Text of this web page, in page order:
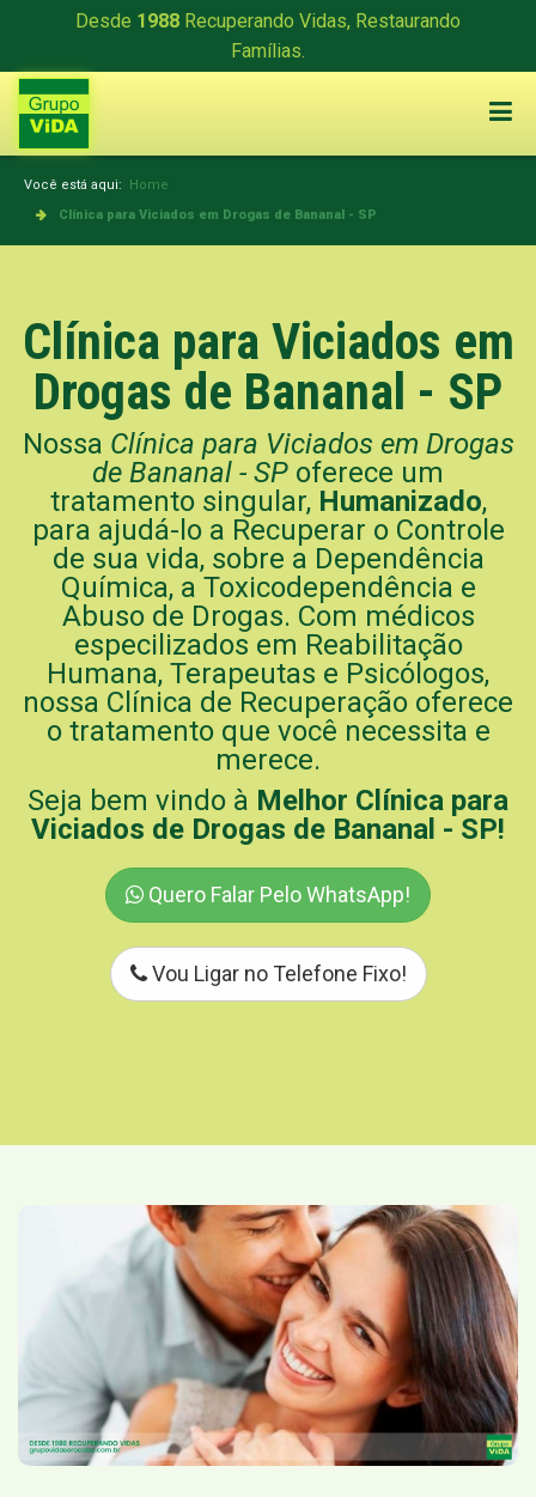
Desde 1988 Recuperando Vidas, Restaurando
Famílias.
Você está aqui: Home
Clínica para Viciados em Drogas de Bananal - SP
Clínica para Viciados em
Drogas de Bananal - SP
Nossa Clínica para Viciados em Drogas
de Bananal - SP oferece um
tratamento singular, Humanizado,
para ajudá-lo a Recuperar o Controle
de sua vida, sobre a Dependência
Química, a Toxicodependência e
Abuso de Drogas. Com médicos
especilizados em Reabilitação
Humana, Terapeutas e Psicólogos,
nossa Clínica de Recuperação oferece
o tratamento que você necessita e
merece.
Seja bem vindo à Melhor Clínica para
Viciados de Drogas de Bananal - SP!
Quero Falar Pelo WhatsApp!
Vou Ligar no Telefone Fixo!